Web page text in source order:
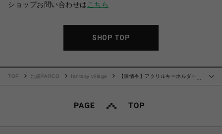
ショップお問い合わせは こちら
SHOP TOP
TOP 池袋PARCO fantasy village
【陳情令】アクリルキーホルダー